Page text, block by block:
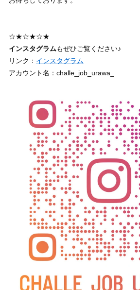
☆★☆★☆★
インスタグラムもぜひご覧ください♪
リンク： インスタグラム
アカウント名：challe_job_urawa_